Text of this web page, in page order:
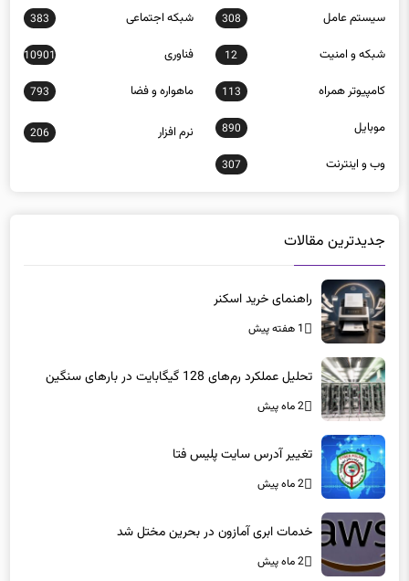
سيستم عامل 308 شبكه اجتماعی 383
شبكه و امنيت 12 فناوری 10901
كامپيوتر همراه 113 ماهواره و فضا 793
موبايل 890 نرم افزار 206
وب و اينترنت 307
جدیدترین مقالات
راهنمای خرید اسکنر
1 هفته پیش
تحلیل عملکرد رم‌های 128 گیگابایت در بارهای سنگین
2 ماه پیش
تغییر آدرس سایت پلیس فتا
2 ماه پیش
خدمات ابری آمازون در بحرین مختل شد
2 ماه پیش